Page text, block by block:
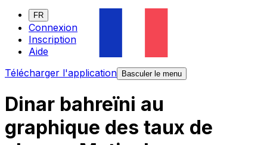
FR
Connexion
Inscription
Aide
Télécharger l'application
Basculer le menu
Dinar bahreïni au
graphique des taux de